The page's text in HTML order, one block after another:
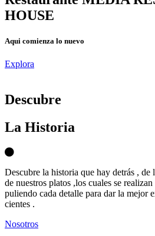
HOUSE
Aqui comienza lo nuevo
Explora
Descubre
La Historia
Descubre la historia que hay detrás , de
de nuestros platos ,los cuales se
puliendo cada detalle para dar la mejor
cientes .
Nosotros